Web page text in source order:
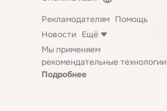
Рекламодателям Помощь
Новости Ещё
Мы применяем
рекомендательные технологии
Подробнее